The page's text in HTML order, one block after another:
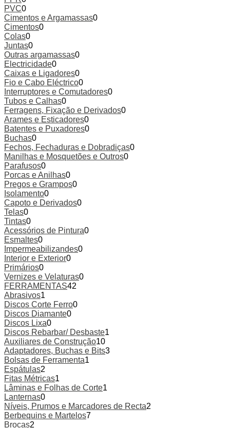
PVC0
Cimentos e Argamassas0
Cimentos0
Colas0
Juntas0
Outras argamassas0
Electricidade0
Caixas e Ligadores0
Fio e Cabo Eléctrico0
Interruptores e Comutadores0
Tubos e Calhas0
Ferragens, Fixação e Derivados0
Arames e Esticadores0
Batentes e Puxadores0
Buchas0
Fechos, Fechaduras e Dobradiças0
Manilhas e Mosquetões e Outros0
Parafusos0
Porcas e Anilhas0
Pregos e Grampos0
Isolamento0
Capoto e Derivados0
Telas0
Tintas0
Acessórios de Pintura0
Esmaltes0
Impermeabilizandes0
Interior e Exterior0
Primários0
Vernizes e Velaturas0
FERRAMENTAS42
Abrasivos1
Discos Corte Ferro0
Discos Diamante0
Discos Lixa0
Discos Rebarbar/ Desbaste1
Auxiliares de Construção10
Adaptadores, Buchas e Bits3
Bolsas de Ferramenta1
Espátulas2
Fitas Métricas1
Lâminas e Folhas de Corte1
Lanternas0
Níveis, Prumos e Marcadores de Recta2
Berbequins e Martelos7
Brocas2